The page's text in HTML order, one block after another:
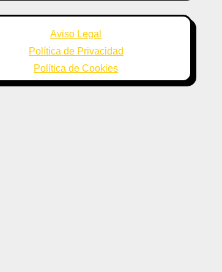
Aviso Legal
Política de Privacidad
Política de Cookies